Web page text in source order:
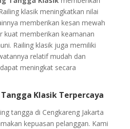
klasik meningkatkan nilai
memberikan kesan mewah
kuat memberikan keamanan
Railing klasik juga memiliki
relatif mudah dan
meningkat secara
Klasik Terpercaya
tangga di Cengkareng Jakarta
kepuasan pelanggan. Kami